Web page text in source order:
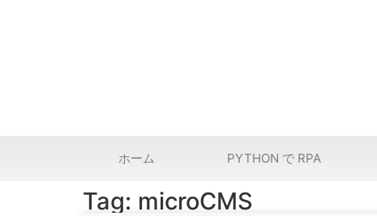
ホーム PYTHON で RPA
Tag: microCMS